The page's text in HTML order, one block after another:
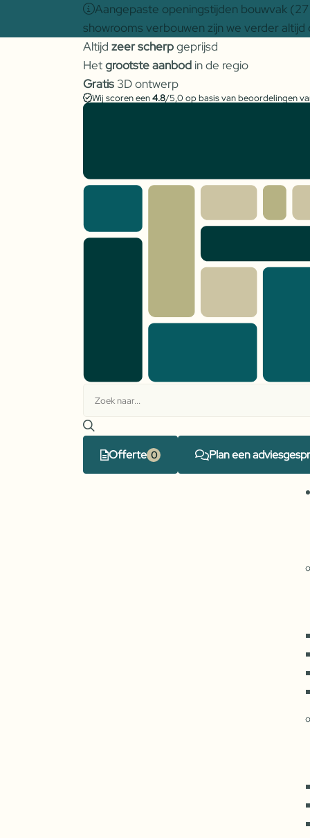
Aangepaste openingstijden bouwvak
showrooms verbouwen zijn we verder
Altijd zeer scherpgeprijsd
Hetgrootste aanbod in de regio
Gratis 3D ontwerp
Wij scoren een4.8/5,0 op basis van beoordelingen
Offerte Plan een